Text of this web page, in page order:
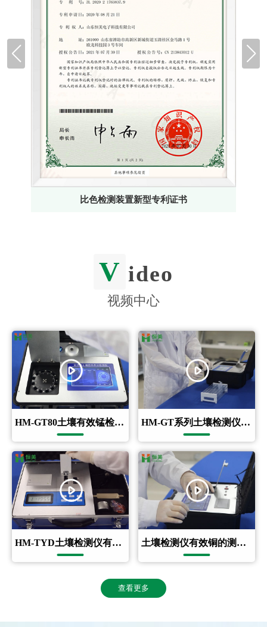
比色检测装置新型专利证书
V ideo
视频中心
HM-GT80土壤有效锰检测操作视频 HM-GT系列土壤检测仪重金属铅的测定操作视频
HM-TYD土壤检测仪有效硫的测定 土壤检测仪有效铜的测定操作视频
查看更多